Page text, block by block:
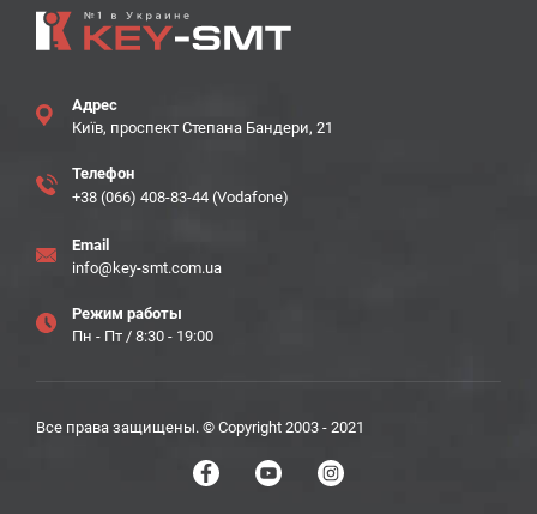
Адрес
Київ, проспект Степана Бандери, 21
Телефон
+38 (066) 408-83-44 (Vodafone)
Email
info@key-smt.com.ua
Режим работы
Пн - Пт / 8:30 - 19:00
Все права защищены. © Copyright 2003 - 2021